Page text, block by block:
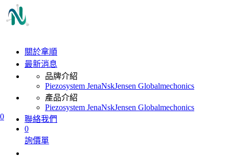
0
關於拿順
最新消息
品牌介紹
Piezosystem JenaNskJensen Globalmechonics
產品介紹
Piezosystem JenaNskJensen Globalmechonics
聯絡我們
0
詢價單